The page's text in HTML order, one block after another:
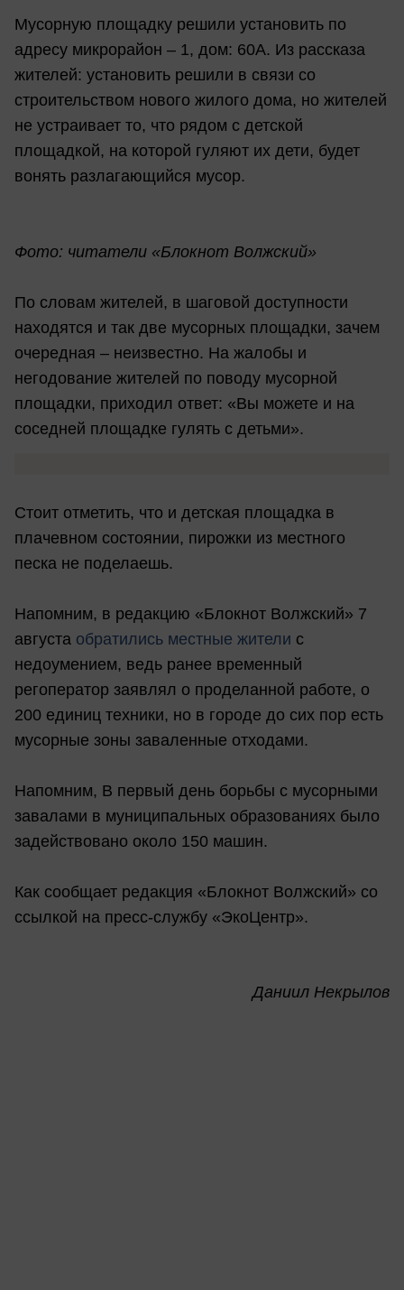
Мусорную площадку решили установить по
адресу микрорайон – 1, дом: 60А. Из рассказа
жителей: установить решили в связи со
строительством нового жилого дома, но жителей
не устраивает то, что рядом с детской
площадкой, на которой гуляют их дети, будет
вонять разлагающийся мусор.
Фото: читатели «Блокнот Волжский»
По словам жителей, в шаговой доступности
находятся и так две мусорных площадки, зачем
очередная – неизвестно. На жалобы и
негодование жителей по поводу мусорной
площадки, приходил ответ: «Вы можете и на
соседней площадке гулять с детьми».
Стоит отметить, что и детская площадка в
плачевном состоянии, пирожки из местного
песка не поделаешь.
Напомним, в редакцию «Блокнот Волжский» 7
августа обратились местные жители с
недоумением, ведь ранее временный
регоператор заявлял о проделанной работе, о
200 единиц техники, но в городе до сих пор есть
мусорные зоны заваленные отходами.
Напомним, В первый день борьбы с мусорными
завалами в муниципальных образованиях было
задействовано около 150 машин.
Как сообщает редакция «Блокнот Волжский» со
ссылкой на пресс-службу «ЭкоЦентр».
Даниил Некрылов